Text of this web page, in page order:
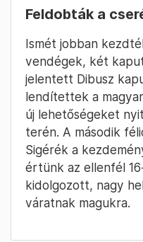
Feldobták a
Ismét jobban
vendégek, két
jelentett Dibusz
lendítettek a
új lehetőségeket
terén. A második
Sigérék a
értünk az ellenfél
kidolgozott, nagy
váratnak magukra.